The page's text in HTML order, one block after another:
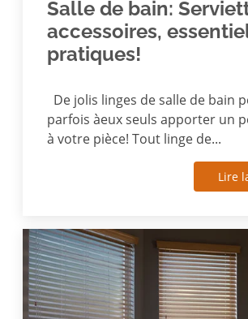
Salle de bain:
accessoires,
pratiques!
De jolis linges de salle de bain
parfois àeux seuls apporter un
à votre pièce! Tout linge de...
Lire